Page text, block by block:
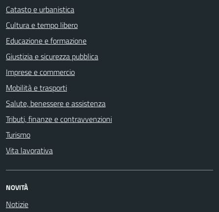
Catasto e urbanistica
Cultura e tempo libero
Educazione e formazione
Giustizia e sicurezza pubblica
Imprese e commercio
Mobilità e trasporti
Salute, benessere e assistenza
Tributi, finanze e contravvenzioni
Turismo
Vita lavorativa
NOVITÀ
Notizie